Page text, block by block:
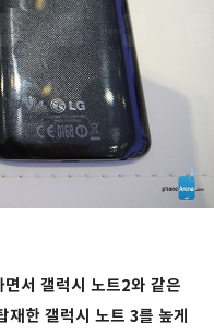
서 갤럭시 노트2와 같은
재한 갤럭시 노트 3를 높게